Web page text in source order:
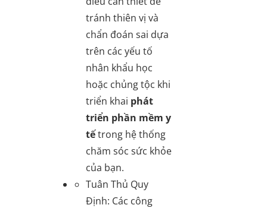
tránh thiên vị và
chẩn đoán sai dựa
trên các yếu tố
nhân khẩu học
hoặc chủng tộc khi
triển khai phát
triển phần mềm y
tếtrong hệ thống
chăm sóc sức khỏe
của bạn.
Tuân Thủ Quy
Định: Các công